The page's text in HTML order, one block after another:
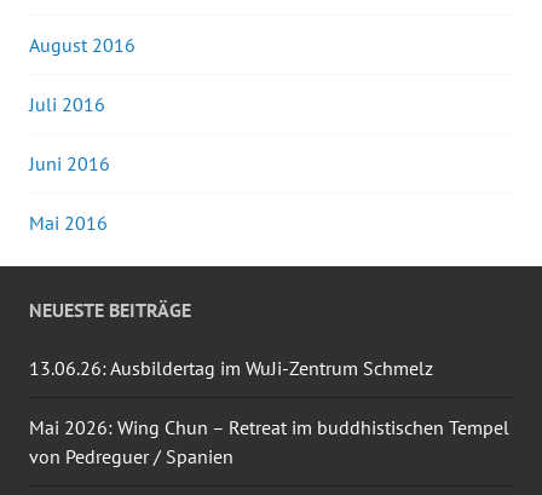
August 2016
Juli 2016
Juni 2016
Mai 2016
NEUESTE BEITRÄGE
13.06.26: Ausbildertag im WuJi-Zentrum Schmelz
Mai 2026: Wing Chun – Retreat im buddhistischen Tempel
von Pedreguer / Spanien